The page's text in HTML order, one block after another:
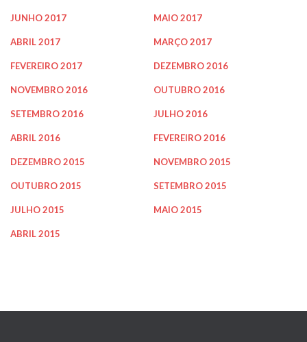
JUNHO 2017 MAIO 2017
ABRIL 2017 MARÇO 2017
FEVEREIRO 2017 DEZEMBRO 2016
NOVEMBRO 2016 OUTUBRO 2016
SETEMBRO 2016 JULHO 2016
ABRIL 2016 FEVEREIRO 2016
DEZEMBRO 2015 NOVEMBRO 2015
OUTUBRO 2015 SETEMBRO 2015
JULHO 2015 MAIO 2015
ABRIL 2015